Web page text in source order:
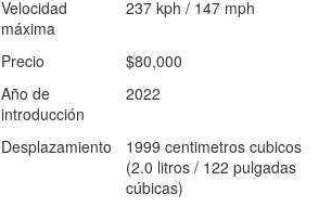
Velocidad
máxima
237 kph / 147 mph
Precio
$80,000
Año de
introducción
2022
Desplazamiento
1999 centimetros cubicos
(2.0 litros / 122 pulgadas
cúbicas)